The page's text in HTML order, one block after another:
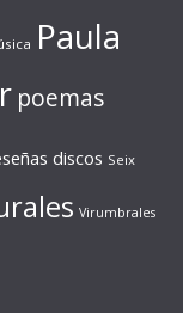
Paula
poemas
discos Seix
Virumbrales